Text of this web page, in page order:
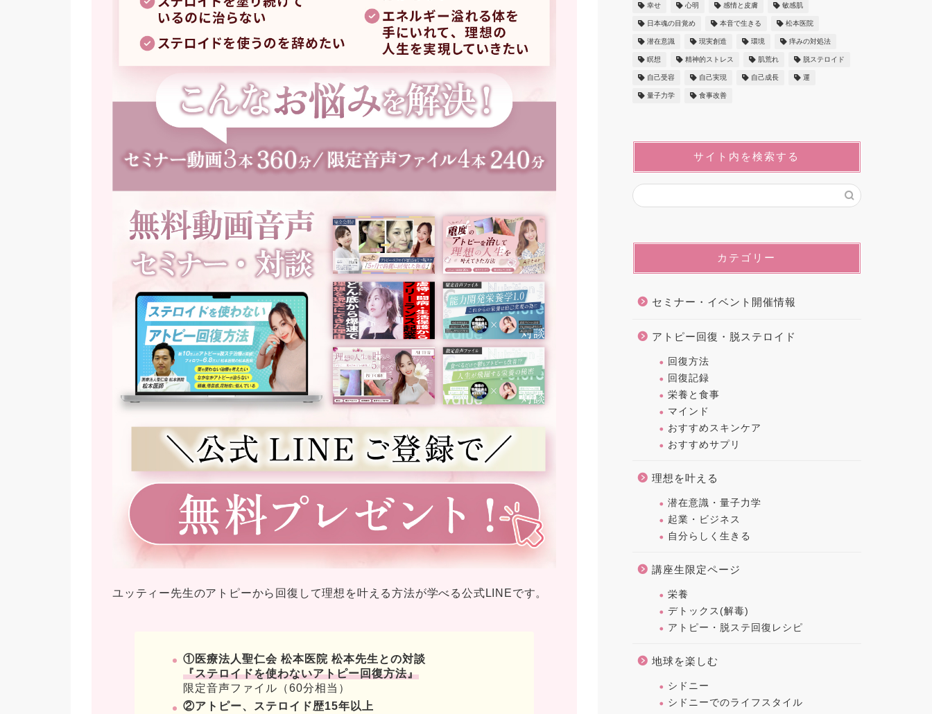
ユッティー先生のアトピーから回復して理想を叶える方法が学べる公式LINEです。
①医療法人聖仁会 松本医院 松本先生との対談
『ステロイドを使わないアトピー回復方法』
限定音声ファイル（60分相当）
②アトピー、ステロイド歴15年以上
幸せ 心明 感情と皮膚 敏感肌
日本魂の目覚め 本音で生きる 松本医院
潜在意識 現実創造 環境 痒みの対処法
瞑想 精神的ストレス 肌荒れ 脱ステロイド
自己受容 自己実現 自己成長 運
量子力学 食事改善
サイト内を検索する
カテゴリー
セミナー・イベント開催情報
アトピー回復・脱ステロイド
回復方法
回復記録
栄養と食事
マインド
おすすめスキンケア
おすすめサプリ
理想を叶える
潜在意識・量子力学
起業・ビジネス
自分らしく生きる
講座生限定ページ
栄養
デトックス(解毒)
アトピー・脱ステ回復レシピ
地球を楽しむ
シドニー
シドニーでのライフスタイル